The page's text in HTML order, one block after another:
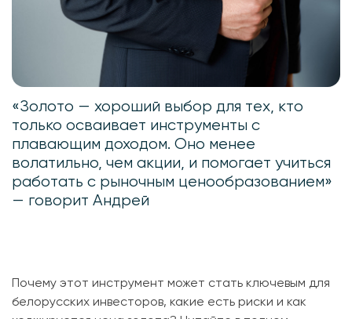
«Золото — хороший выбор для тех, кто
только осваивает инструменты с
плавающим доходом. Оно менее
волатильно, чем акции, и помогает учиться
работать с рыночным ценообразованием»
— говорит Андрей
Почему этот инструмент может стать ключевым для
белорусских инвесторов, какие есть риски и как